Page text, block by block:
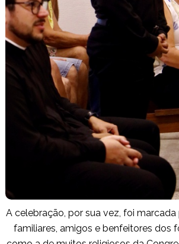
A celebração, por sua vez, foi
familiares, amigos e benfeitores dos